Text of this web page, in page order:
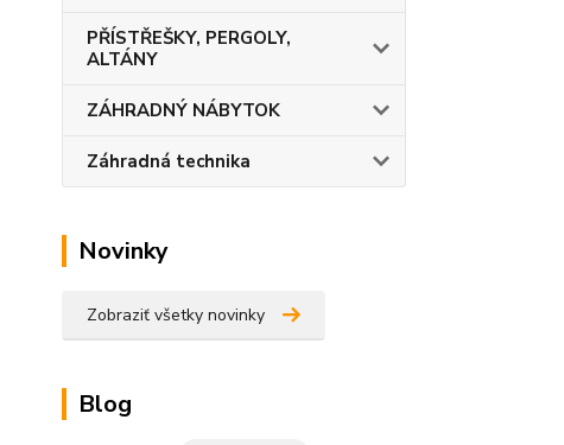
PŘÍSTŘEŠKY, PERGOLY,
ALTÁNY
ZÁHRADNÝ NÁBYTOK
Záhradná technika
Novinky
Zobraziť všetky novinky
Blog